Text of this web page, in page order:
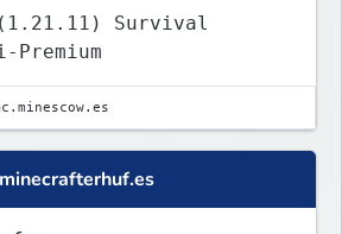
Survival
Premium
minecrafterhuf.es